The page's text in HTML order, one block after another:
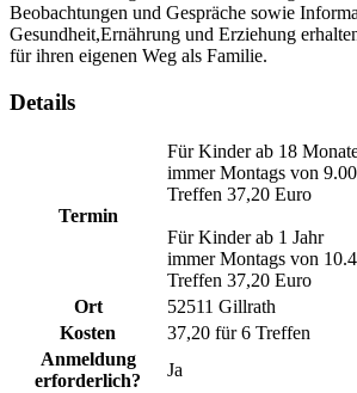
Beobachtungen und Gespräche sowie
Gesundheit,Ernährung und Erziehung
für ihren eigenen Weg als Familie.
Details
Termin
Für Kinder ab 18
immer Montags von
Treffen 37,20 Euro
Für Kinder ab 1 Jahr
immer Montags von
Treffen 37,20 Euro
Ort
52511 Gillrath
Kosten
37,20 für 6 Treffen
Anmeldung
erforderlich?
Ja